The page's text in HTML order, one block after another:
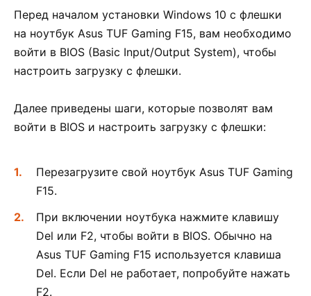
Перед началом установки Windows 10 с флешки
на ноутбук Asus TUF Gaming F15, вам необходимо
войти в BIOS (Basic Input/Output System), чтобы
настроить загрузку с флешки.
Далее приведены шаги, которые позволят вам
войти в BIOS и настроить загрузку с флешки:
Перезагрузите свой ноутбук Asus TUF Gaming
F15.
При включении ноутбука нажмите клавишу
Del или F2, чтобы войти в BIOS. Обычно на
Asus TUF Gaming F15 используется клавиша
Del. Если Del не работает, попробуйте нажать
F2.